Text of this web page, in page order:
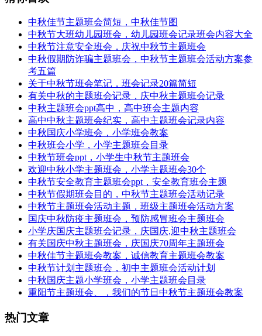
中秋佳节主题班会简短，中秋佳节图
中秋节大班幼儿园班会，幼儿园班会记录班会内容大全
中秋节注意安全班会，庆祝中秋节主题班会
中秋假期防诈骗主题班会，中秋节主题班会活动方案参
考五篇
关于中秋节班会笔记，班会记录20篇简短
有关中秋的主题班会记录，庆中秋主题班会记录
中秋主题班会ppt高中，高中班会主题内容
高中中秋主题班会纪实，高中主题班会记录内容
中秋国庆小学班会，小学班会教案
中秋班会小学，小学主题班会目录
中秋节班会ppt，小学生中秋节主题班会
欢迎中秋小学主题班会，小学主题班会30个
中秋节安全教育主题班会ppt，安全教育班会主题
中秋节假期班会目的，中秋节主题班会活动记录
中秋节主题班会活动主题，班级主题班会活动方案
国庆中秋防疫主题班会，预防感冒班会主题班会
小学庆国庆主题班会记录，庆国庆,迎中秋主题班会
有关国庆中秋主题班会，庆国庆70周年主题班会
中秋佳节主题班会教案，诚信教育主题班会教案
中秋节计划主题班会，初中主题班会活动计划
中秋国庆主题小学班会，小学主题班会目录
重阳节主题班会、，我们的节日中秋节主题班会教案
热门文章